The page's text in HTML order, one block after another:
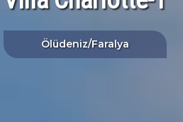
Ölüdeniz/Faralya